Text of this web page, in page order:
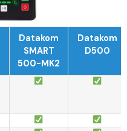
Datakom
SMART
500-MK2
Datakom
D500